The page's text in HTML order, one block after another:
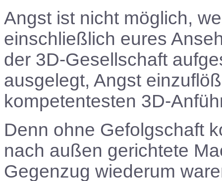
Angst ist nicht möglich,
einschließlich eures
der 3D-Gesellschaft
ausgelegt, Angst
kompetentesten 3D-
Denn ohne Gefolgschaft
nach außen gerichtete
Gegenzug wiederum